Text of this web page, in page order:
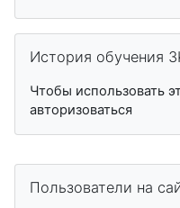
История обучения
Чтобы использовать
авторизоваться
Пользователи на